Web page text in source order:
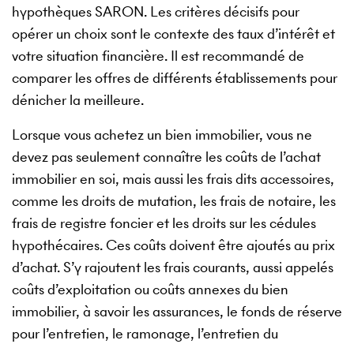
hypothèques SARON. Les critères décisifs pour
opérer un choix sont le contexte des taux d’intérêt et
votre situation financière. Il est recommandé de
comparer les offres de différents établissements pour
dénicher la meilleure.
Lorsque vous achetez un bien immobilier, vous ne
devez pas seulement connaître les coûts de l’achat
immobilier en soi, mais aussi les frais dits accessoires,
comme les droits de mutation, les frais de notaire, les
frais de registre foncier et les droits sur les cédules
hypothécaires. Ces coûts doivent être ajoutés au prix
d’achat. S’y rajoutent les frais courants, aussi appelés
coûts d’exploitation ou coûts annexes du bien
immobilier, à savoir les assurances, le fonds de réserve
pour l’entretien, le ramonage, l’entretien du